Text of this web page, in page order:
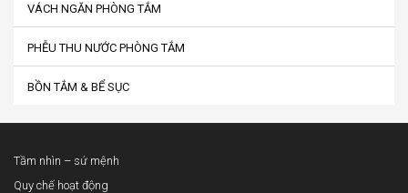
VÁCH NGĂN PHÒNG TẮM
PHỄU THU NƯỚC PHÒNG TẮM
BỒN TẮM & BỂ SỤC
Tầm nhìn – sứ mệnh
Quy chế hoạt động